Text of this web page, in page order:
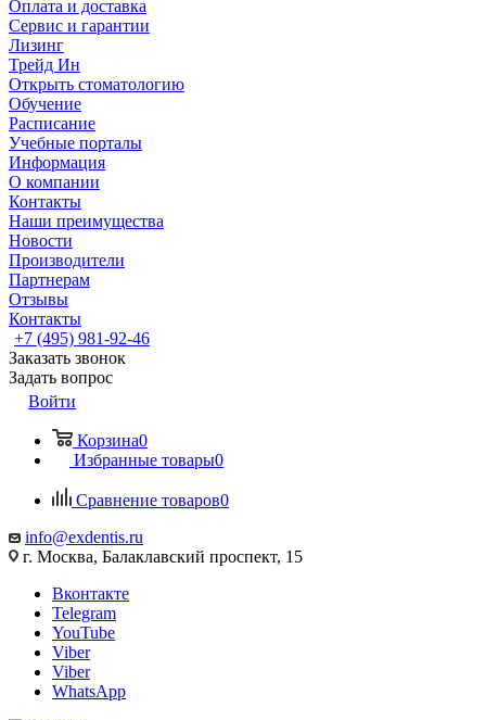
Оплата и доставка
Сервис и гарантии
Лизинг
Трейд Ин
Открыть стоматологию
Обучение
Расписание
Учебные порталы
Информация
О компании
Контакты
Наши преимущества
Новости
Производители
Партнерам
Отзывы
Контакты
+7 (495) 981-92-46
Заказать звонок
Задать вопрос
Войти
Корзина0
Избранные товары0
Сравнение товаров0
info@exdentis.ru
г. Москва, Балаклавский проспект, 15
Вконтакте
Telegram
YouTube
Viber
Viber
WhatsApp